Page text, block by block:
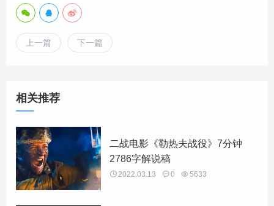
上一篇 下一篇
相关推荐
二战电影《勒热夫战役》7分钟
2786字解说稿
2022.03.13 0 5633